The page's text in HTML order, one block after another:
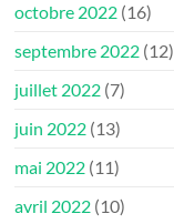
octobre 2022 (16)
septembre 2022 (12)
juillet 2022 (7)
juin 2022 (13)
mai 2022 (11)
avril 2022 (10)